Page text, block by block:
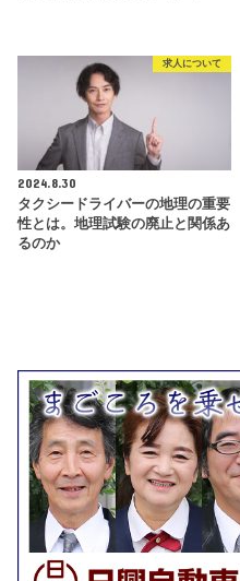
求人について
2024.8.30
タクシードライバーの地理の重要
性とは。地理試験の廃止と関係あ
るのか